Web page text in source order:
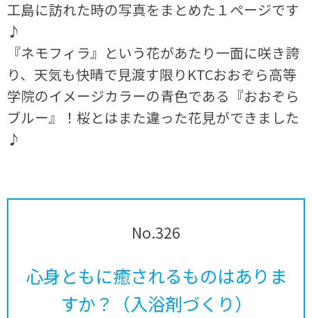
工島に訪れた時の写真をまとめた１ページです
♪
『ネモフィラ』という花があたり一面に咲き誇
り、天気も快晴で見渡す限りKTCおおぞら高等
学院のイメージカラーの青色である『おおぞら
ブルー』！桜とはまた違った花見ができました
♪
No.326
心身ともに癒されるものはありま
すか？（入浴剤づくり）